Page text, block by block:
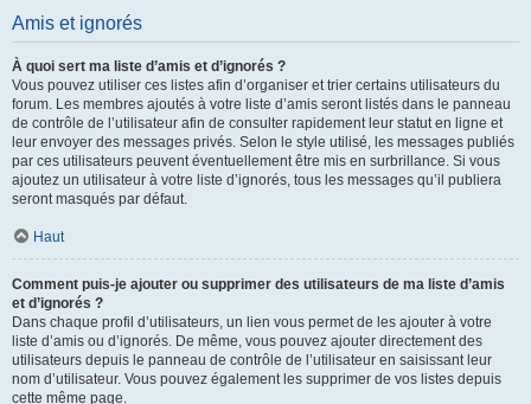
Amis et ignorés
À quoi sert ma liste d’amis et d’ignorés ?
Vous pouvez utiliser ces listes afin d’organiser et trier certains utilisateurs du
forum. Les membres ajoutés à votre liste d’amis seront listés dans le panneau
de contrôle de l’utilisateur afin de consulter rapidement leur statut en ligne et
leur envoyer des messages privés. Selon le style utilisé, les messages publiés
par ces utilisateurs peuvent éventuellement être mis en surbrillance. Si vous
ajoutez un utilisateur à votre liste d’ignorés, tous les messages qu’il publiera
seront masqués par défaut.
Haut
Comment puis-je ajouter ou supprimer des utilisateurs de ma liste d’amis
et d’ignorés ?
Dans chaque profil d’utilisateurs, un lien vous permet de les ajouter à votre
liste d’amis ou d’ignorés. De même, vous pouvez ajouter directement des
utilisateurs depuis le panneau de contrôle de l’utilisateur en saisissant leur
nom d’utilisateur. Vous pouvez également les supprimer de vos listes depuis
cette même page.